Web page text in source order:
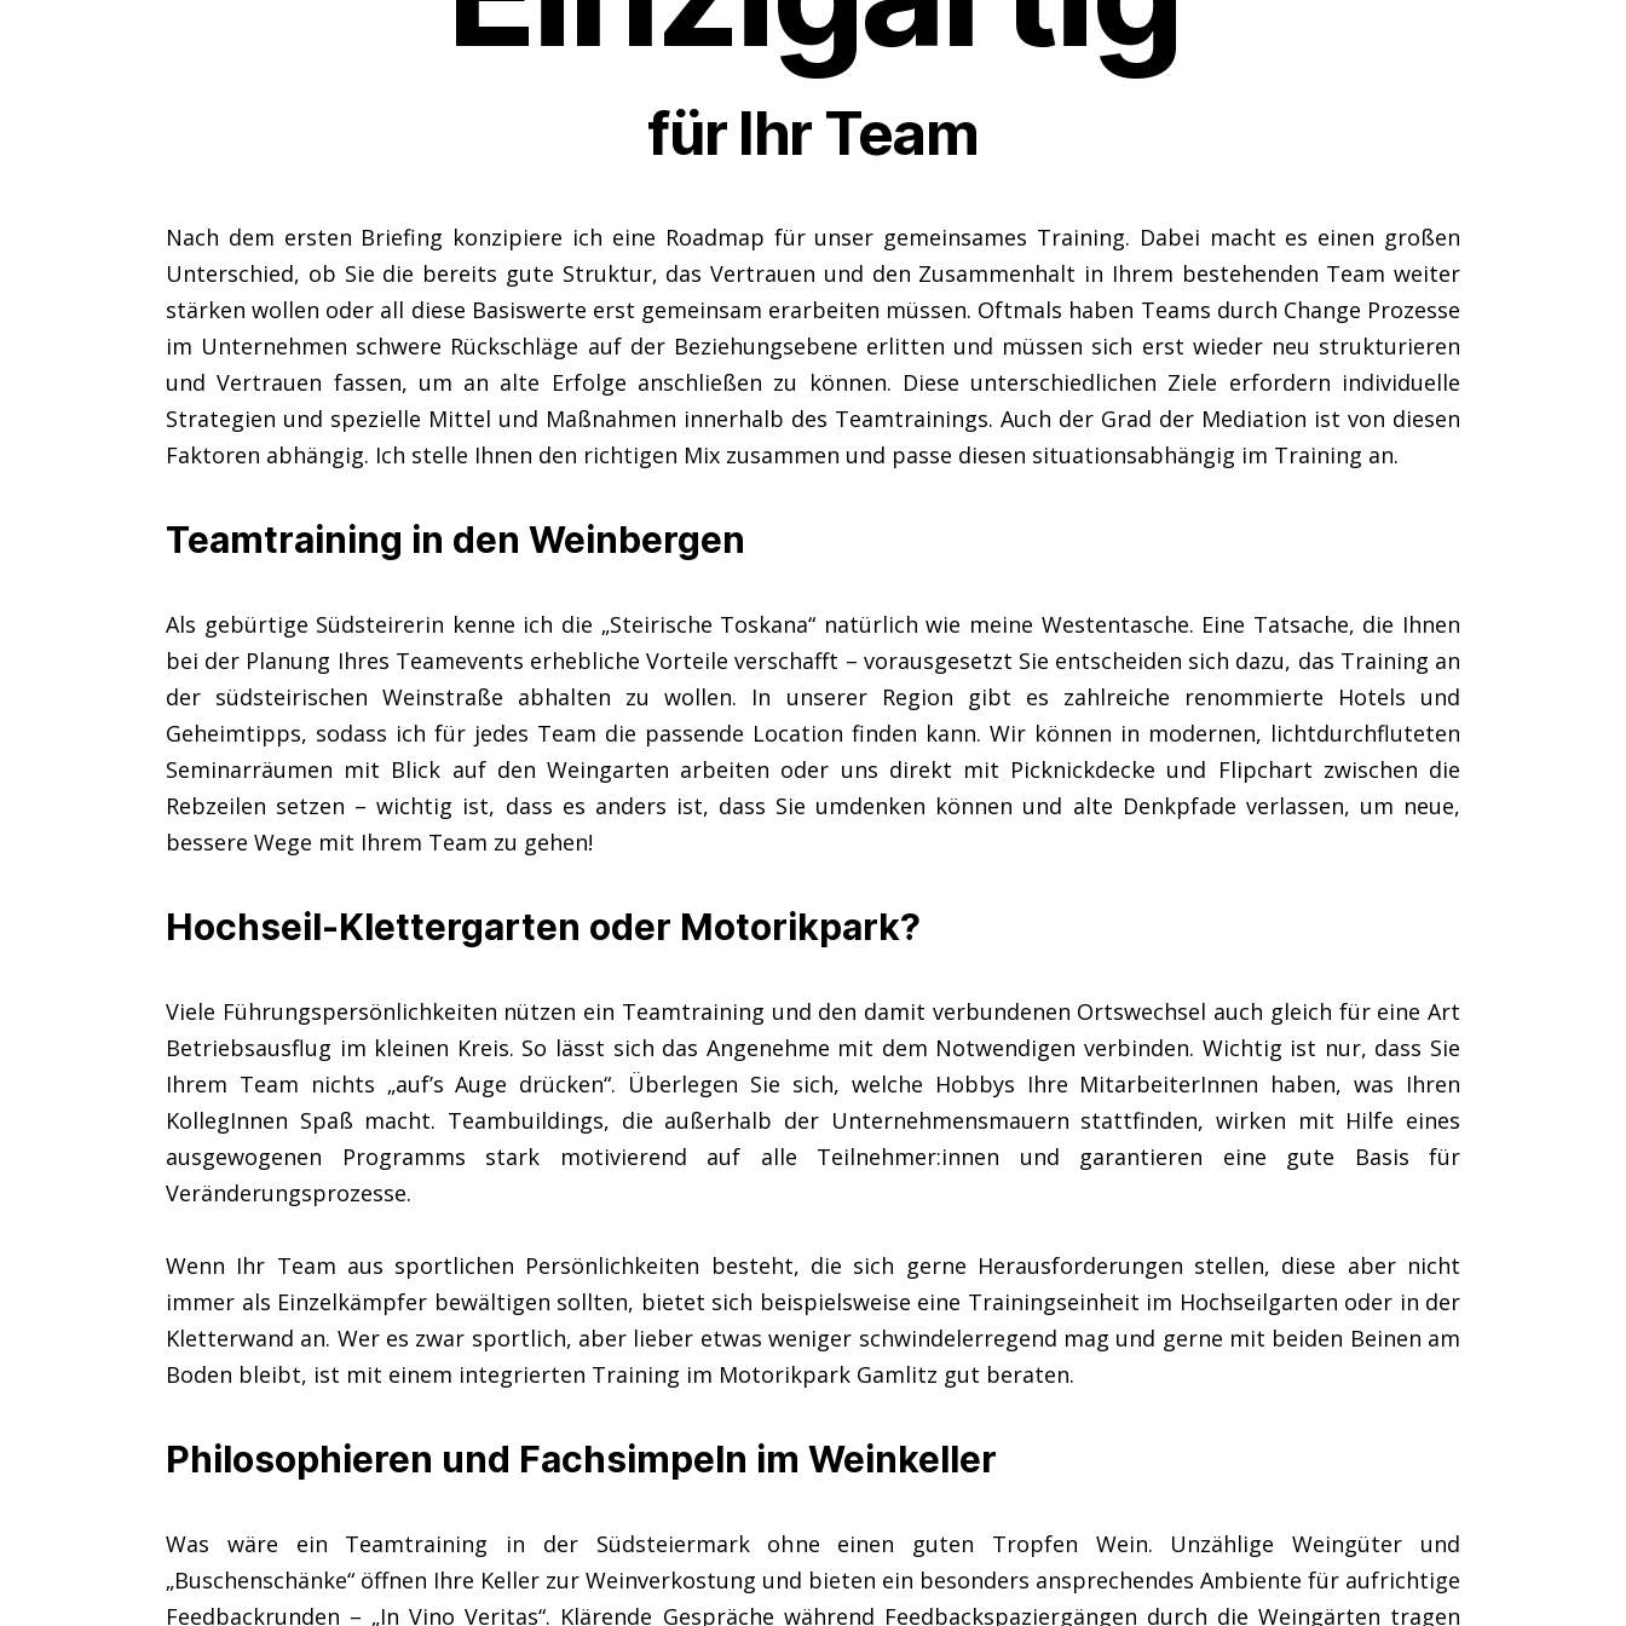
für Ihr Team
Nach dem ersten Briefing konzipiere ich eine Roadmap für unser gemeinsames Training. Dabei macht es einen großen
Unterschied, ob Sie die bereits gute Struktur, das Vertrauen und den Zusammenhalt in Ihrem bestehenden Team weiter
stärken wollen oder all diese Basiswerte erst gemeinsam erarbeiten müssen. Oftmals haben Teams durch Change Prozesse
im Unternehmen schwere Rückschläge auf der Beziehungsebene erlitten und müssen sich erst wieder neu strukturieren
und Vertrauen fassen, um an alte Erfolge anschließen zu können. Diese unterschiedlichen Ziele erfordern individuelle
Strategien und spezielle Mittel und Maßnahmen innerhalb des Teamtrainings. Auch der Grad der Mediation ist von diesen
Faktoren abhängig. Ich stelle Ihnen den richtigen Mix zusammen und passe diesen situationsabhängig im Training an.
Teamtraining in den Weinbergen
Als gebürtige Südsteirerin kenne ich die „Steirische Toskana“ natürlich wie meine Westentasche. Eine Tatsache, die Ihnen
bei der Planung Ihres Teamevents erhebliche Vorteile verschafft – vorausgesetzt Sie entscheiden sich dazu, das Training an
der südsteirischen Weinstraße abhalten zu wollen. In unserer Region gibt es zahlreiche renommierte Hotels und
Geheimtipps, sodass ich für jedes Team die passende Location finden kann. Wir können in modernen, lichtdurchfluteten
Seminarräumen mit Blick auf den Weingarten arbeiten oder uns direkt mit Picknickdecke und Flipchart zwischen die
Rebzeilen setzen – wichtig ist, dass es anders ist, dass Sie umdenken können und alte Denkpfade verlassen, um neue,
bessere Wege mit Ihrem Team zu gehen!
Hochseil-Klettergarten oder Motorikpark?
Viele Führungspersönlichkeiten nützen ein Teamtraining und den damit verbundenen Ortswechsel auch gleich für eine Art
Betriebsausflug im kleinen Kreis. So lässt sich das Angenehme mit dem Notwendigen verbinden. Wichtig ist nur, dass Sie
Ihrem Team nichts „auf’s Auge drücken“. Überlegen Sie sich, welche Hobbys Ihre MitarbeiterInnen haben, was Ihren
KollegInnen Spaß macht. Teambuildings, die außerhalb der Unternehmensmauern stattfinden, wirken mit Hilfe eines
ausgewogenen Programms stark motivierend auf alle Teilnehmer:innen und garantieren eine gute Basis für
Veränderungsprozesse.
Wenn Ihr Team aus sportlichen Persönlichkeiten besteht, die sich gerne Herausforderungen stellen, diese aber nicht
immer als Einzelkämpfer bewältigen sollten, bietet sich beispielsweise eine Trainingseinheit im Hochseilgarten oder in der
Kletterwand an. Wer es zwar sportlich, aber lieber etwas weniger schwindelerregend mag und gerne mit beiden Beinen am
Boden bleibt, ist mit einem integrierten Training im Motorikpark Gamlitz gut beraten.
Philosophieren und Fachsimpeln im Weinkeller
Was wäre ein Teamtraining in der Südsteiermark ohne einen guten Tropfen Wein. Unzählige Weingüter und
„Buschenschänke“ öffnen Ihre Keller zur Weinverkostung und bieten ein besonders ansprechendes Ambiente für aufrichtige
Feedbackrunden – „In Vino Veritas“. Klärende Gespräche während Feedbackspaziergängen durch die Weingärten tragen